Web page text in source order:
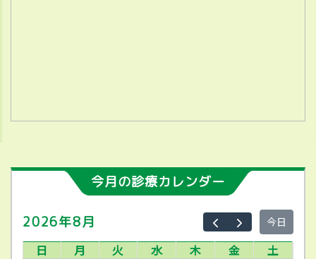
今月の診療カレンダー
2026年8月 今日
日 月 火 水 木 金 土